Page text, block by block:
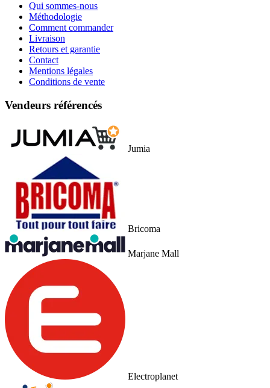
Qui sommes-nous
Méthodologie
Comment commander
Livraison
Retours et garantie
Contact
Mentions légales
Conditions de vente
Vendeurs référencés
Jumia
Bricoma
Marjane Mall
Electroplanet